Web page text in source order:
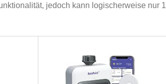
jedoch kann logischerweise nur 1